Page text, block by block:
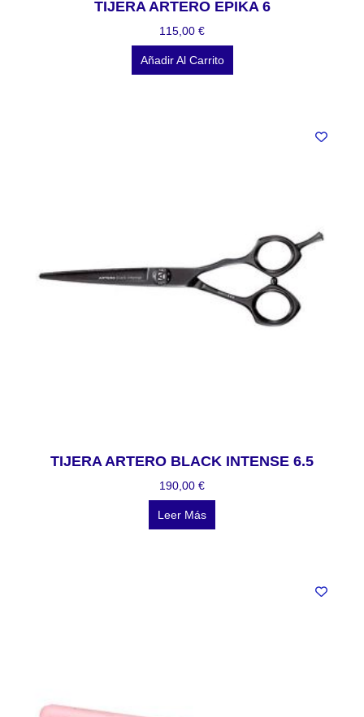
TIJERA ARTERO EPIKA 6
115,00 €
Añadir Al Carrito
TIJERA ARTERO BLACK INTENSE 6.5
190,00 €
Leer Más